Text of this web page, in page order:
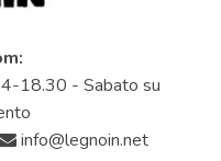
18.30 - Sabato su
info@legnoin.net